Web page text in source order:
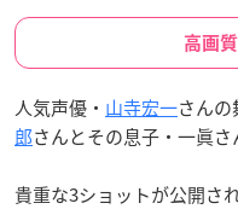
高画
人気声優・ 山寺宏一さん
郎さんとその息子・一眞さ
貴重な3ショットが公開さ